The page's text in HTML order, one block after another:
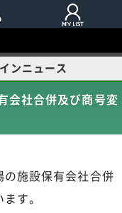
ンニュース
会社合併及び商号変
施設保有会社合併
す。